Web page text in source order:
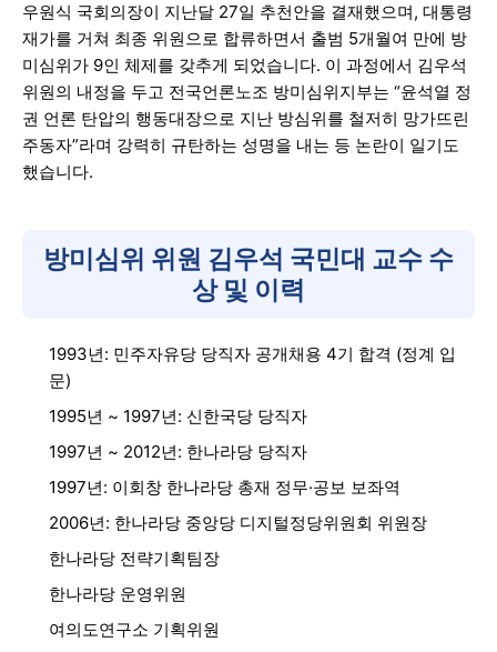
우원식 국회의장이 지난달 27일 추천안을 결재했으며, 대통령
재가를 거쳐 최종 위원으로 합류하면서 출범 5개월여 만에 방
미심위가 9인 체제를 갖추게 되었습니다. 이 과정에서 김우석
위원의 내정을 두고 전국언론노조 방미심위지부는 “윤석열 정
권 언론 탄압의 행동대장으로 지난 방심위를 철저히 망가뜨린
주동자”라며 강력히 규탄하는 성명을 내는 등 논란이 일기도
했습니다.
방미심위 위원 김우석 국민대 교수 수
상 및 이력
1993년: 민주자유당 당직자 공개채용 4기 합격 (정계 입
문)
1995년 ~ 1997년: 신한국당 당직자
1997년 ~ 2012년: 한나라당 당직자
1997년: 이회창 한나라당 총재 정무·공보 보좌역
2006년: 한나라당 중앙당 디지털정당위원회 위원장
한나라당 전략기획팀장
한나라당 운영위원
여의도연구소 기획위원